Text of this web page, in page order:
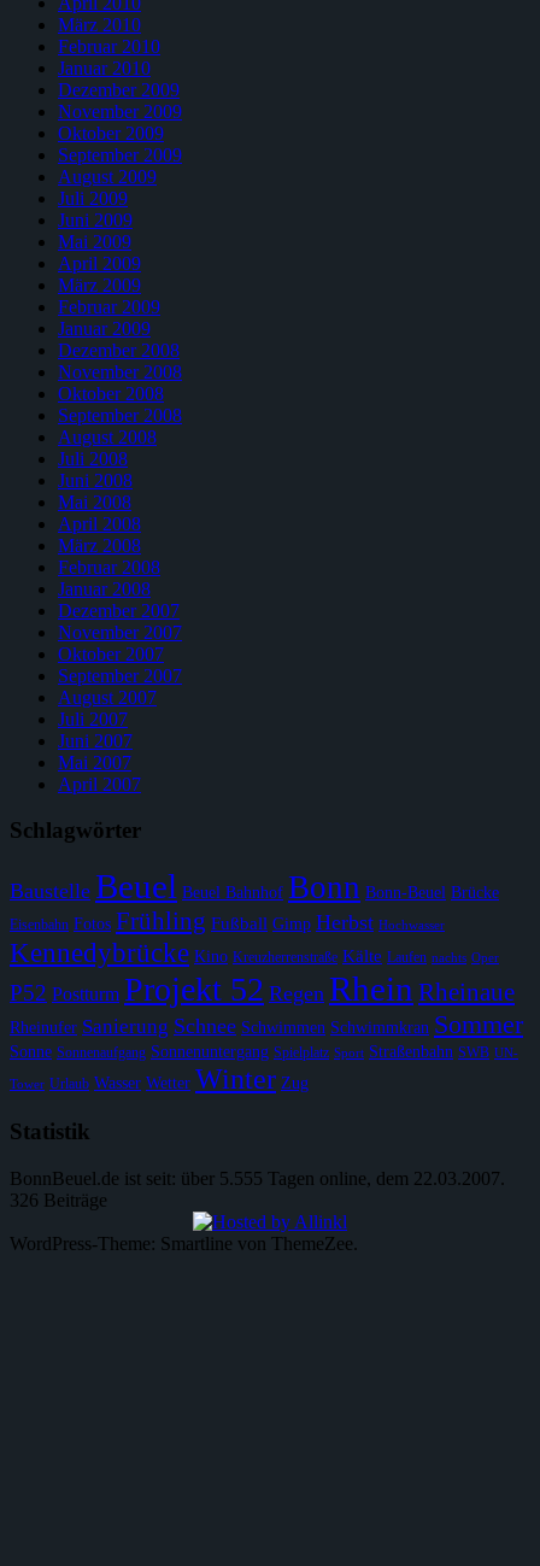
März 2010
Februar 2010
Januar 2010
Dezember 2009
November 2009
Oktober 2009
September 2009
August 2009
Juli 2009
Juni 2009
Mai 2009
April 2009
März 2009
Februar 2009
Januar 2009
Dezember 2008
November 2008
Oktober 2008
September 2008
August 2008
Juli 2008
Juni 2008
Mai 2008
April 2008
März 2008
Februar 2008
Januar 2008
Dezember 2007
November 2007
Oktober 2007
September 2007
August 2007
Juli 2007
Juni 2007
Mai 2007
April 2007
Schlagwörter
Baustelle Beuel Beuel Bahnhof Bonn Bonn-Beuel Brücke
Eisenbahn Fotos Frühling Fußball Gimp Herbst Hochwasser
Kennedybrücke Kino Kreuzherrenstraße Kälte Laufen nachts Oper
P52 Postturm Projekt 52 Regen Rhein Rheinaue
Rheinufer Sanierung Schnee Schwimmen Schwimmkran Sommer
Sonne Sonnenaufgang Sonnenuntergang Spielplatz Sport Straßenbahn SWB UN-
Tower Urlaub Wasser Wetter Winter Zug
Statistik
BonnBeuel.de ist seit: über 5.555 Tagen online, dem 22.03.2007.
326 Beiträge
WordPress-Theme: Smartline von ThemeZee.